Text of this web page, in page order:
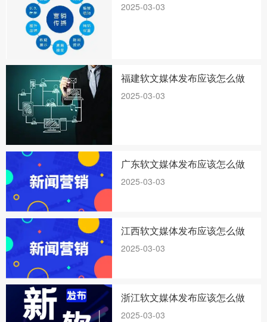
2025-03-03
福建软文媒体发布应该怎么做
2025-03-03
广东软文媒体发布应该怎么做
2025-03-03
江西软文媒体发布应该怎么做
2025-03-03
浙江软文媒体发布应该怎么做
2025-03-03